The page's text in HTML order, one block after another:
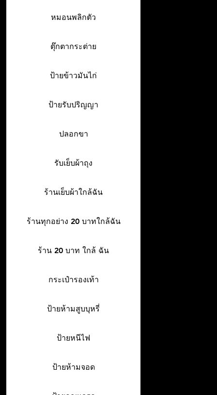
หมอนพลิกตัว
ตุ๊กตากระต่าย
ป้ายข้าวมันไก่
ป้ายรับปริญญา
ปลอกขา
รับเย็บผ้าถุง
ร้านเย็บผ้าใกล้ฉัน
ร้านทุกอย่าง 20 บาทใกล้ฉัน
ร้าน 20 บาท ใกล้ ฉัน
กระเป๋ารองเท้า
ป้ายห้ามสูบบุหรี่
ป้ายหนีไฟ
ป้ายห้ามจอด